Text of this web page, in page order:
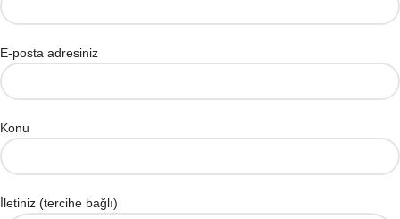
E-posta adresiniz
Konu
İletiniz (tercihe bağlı)